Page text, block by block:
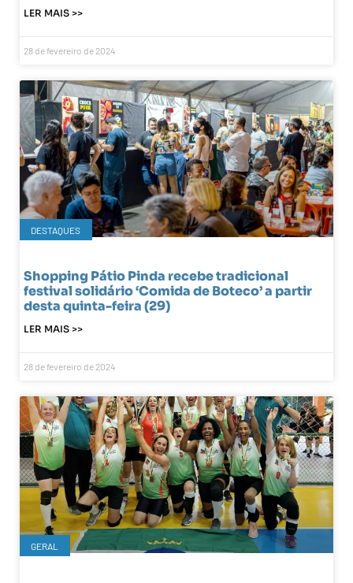
LER MAIS >>
28 de fevereiro de 2024
DESTAQUES
Shopping Pátio Pinda recebe tradicional
festival solidário ‘Comida de Boteco’ a partir
desta quinta-feira (29)
LER MAIS >>
28 de fevereiro de 2024
GERAL